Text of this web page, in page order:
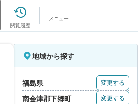
閲覧履歴
メニュー
地域から探す
福島県 変更する
南会津郡下郷町 変更する